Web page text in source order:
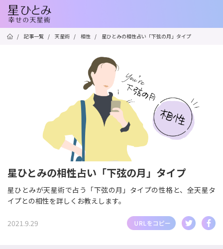
/ 記事一覧 / 天星術 / 相性 / 星ひとみの相性占い「下弦の月」タイプ
星ひとみの相性占い「下弦の月」タイプ
星ひとみが天星術で占う「下弦の月」タイプの性格と、全天星タ
イプとの相性を詳しくお教えします。
2021.9.29